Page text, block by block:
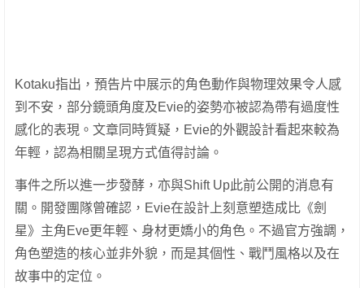
Kotaku指出，預告片中展示的角色動作與物理效果令人感
到不安，部分鏡頭角度及Evie的姿勢亦被認為帶有過度性
感化的表現。文章同時質疑，Evie的外觀設計看起來較為
年輕，認為相關呈現方式值得討論。
事件之所以進一步發酵，亦與Shift Up此前公開的消息有
關。開發團隊曾確認，Evie在設計上刻意塑造成比《劍
星》主角Eve更年輕、身材更嬌小的角色。不過官方強調，
角色塑造的核心並非外貌，而是其個性、戰鬥風格以及在
故事中的定位。